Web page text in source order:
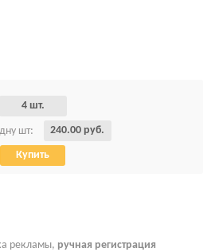
4 шт.
шт: 240.00 руб.
Купить
рекламы, ручная регистрация